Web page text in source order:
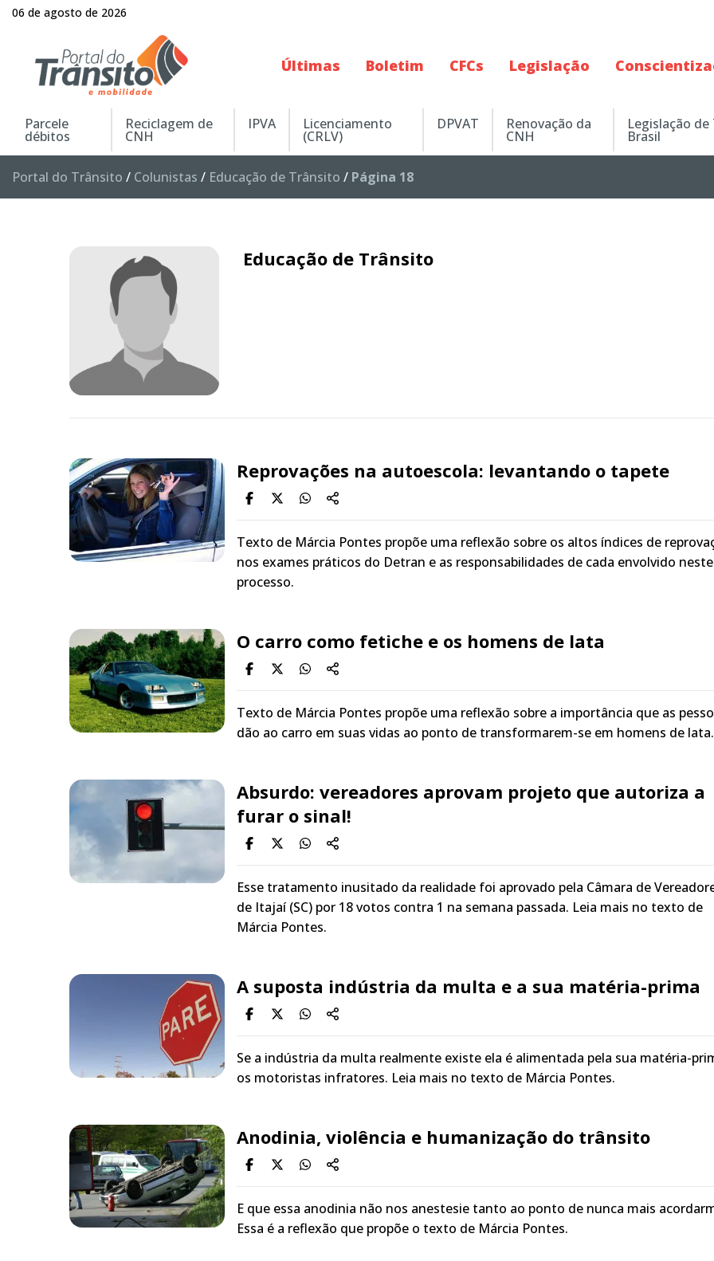
06 de agosto de 2026
Últimas Boletim CFCs Legislação
Parcele
débitos
Reciclagem de
CNH
IPVA Licenciamento
(CRLV)
DPVAT Renovação da
CNH
Legislação
Brasil
Portal do Trânsito / Colunistas / Educação de Trânsito / Página 18
Educação de Trânsito
Reprovações na autoescola: levantando o tapete
Texto de Márcia Pontes propõe uma reflexão sobre os altos índices de
nos exames práticos do Detran e as responsabilidades de cada envolvido neste
processo.
O carro como fetiche e os homens de lata
Texto de Márcia Pontes propõe uma reflexão sobre a importância que as
dão ao carro em suas vidas ao ponto de transformarem-se em homens de lata.
Absurdo: vereadores aprovam projeto que autoriza a
furar o sinal!
Esse tratamento inusitado da realidade foi aprovado pela Câmara de
de Itajaí (SC) por 18 votos contra 1 na semana passada. Leia mais no texto de
Márcia Pontes.
A suposta indústria da multa e a sua matéria-prima
Se a indústria da multa realmente existe ela é alimentada pela sua matéria-
os motoristas infratores. Leia mais no texto de Márcia Pontes.
Anodinia, violência e humanização do trânsito
E que essa anodinia não nos anestesie tanto ao ponto de nunca mais
Essa é a reflexão que propõe o texto de Márcia Pontes.